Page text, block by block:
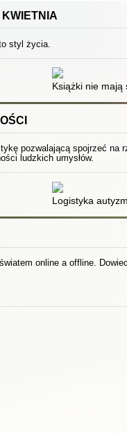
styl życia.
Książki nie mają
pozwalającą spojrzeć na
ludzkich umysłów.
i jej uwarunkowania
: modelLogistyka
online a offline.